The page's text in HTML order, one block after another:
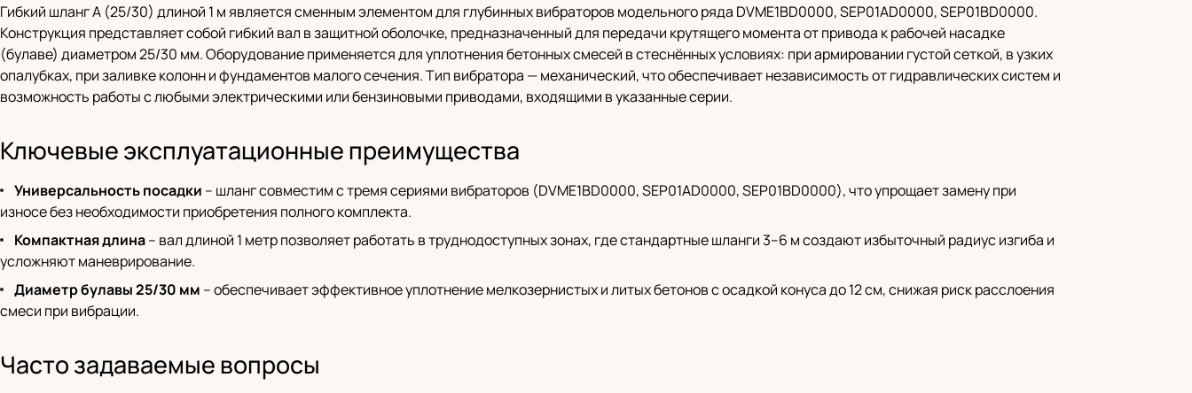
Гибкий шланг A (25/30) длиной 1 м является сменным элементом для глубинных вибраторов модельного ряда DVME1BD0000, SEP01AD0000, SEP01BD0000.
Конструкция представляет собой гибкий вал в защитной оболочке, предназначенный для передачи крутящего момента от привода к рабочей насадке
(булаве) диаметром 25/30 мм. Оборудование применяется для уплотнения бетонных смесей в стеснённых условиях: при армировании густой сеткой, в узких
опалубках, при заливке колонн и фундаментов малого сечения. Тип вибратора — механический, что обеспечивает независимость от гидравлических систем и
возможность работы с любыми электрическими или бензиновыми приводами, входящими в указанные серии.
Ключевые эксплуатационные преимущества
Универсальность посадки – шланг совместим с тремя сериями вибраторов (DVME1BD0000, SEP01AD0000, SEP01BD0000), что упрощает замену при
износе без необходимости приобретения полного комплекта.
Компактная длина– вал длиной 1 метр позволяет работать в труднодоступных зонах, где стандартные шланги 3–6 м создают избыточный радиус изгиба и
усложняют маневрирование.
Диаметр булавы 25/30 мм – обеспечивает эффективное уплотнение мелкозернистых и литых бетонов с осадкой конуса до 12 см, снижая риск расслоения
смеси при вибрации.
Часто задаваемые вопросы